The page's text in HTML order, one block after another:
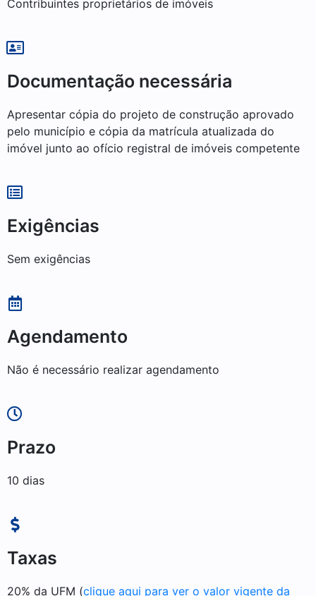
Contribuintes proprietários de imóveis
Documentação necessária
Apresentar cópia do projeto de construção aprovado
pelo município e cópia da matrícula atualizada do
imóvel junto ao ofício registral de imóveis competente
Exigências
Sem exigências
Agendamento
Não é necessário realizar agendamento
Prazo
10 dias
Taxas
20% da UFM (clique aqui para ver o valor vigente da